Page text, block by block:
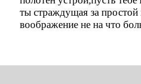
ты страждущая за
воображение не на что